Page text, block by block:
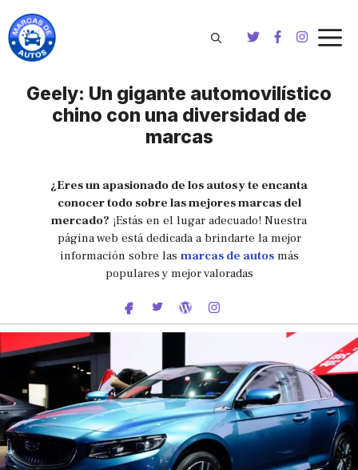
Saltar
al
contenido
Geely: Un gigante automovilístico
chino con una diversidad de
marcas
¿Eres un apasionado de los autos y te encanta
conocer todo sobre las mejores marcas del
mercado? ¡Estás en el lugar adecuado! Nuestra
página web está dedicada a brindarte la mejor
información sobre las marcas de autosmás
populares y mejor valoradas